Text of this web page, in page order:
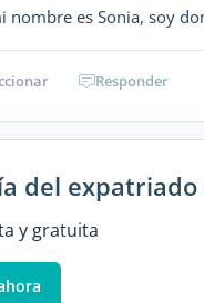
nombre es Sonia, soy
Responder
del
y gratuita